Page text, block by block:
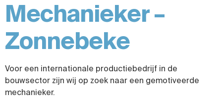
Mechanieker –
Zonnebeke
Voor een internationale productiebedrijf in de
bouwsector zijn wij op zoek naar een gemotiveerde
mechanieker.